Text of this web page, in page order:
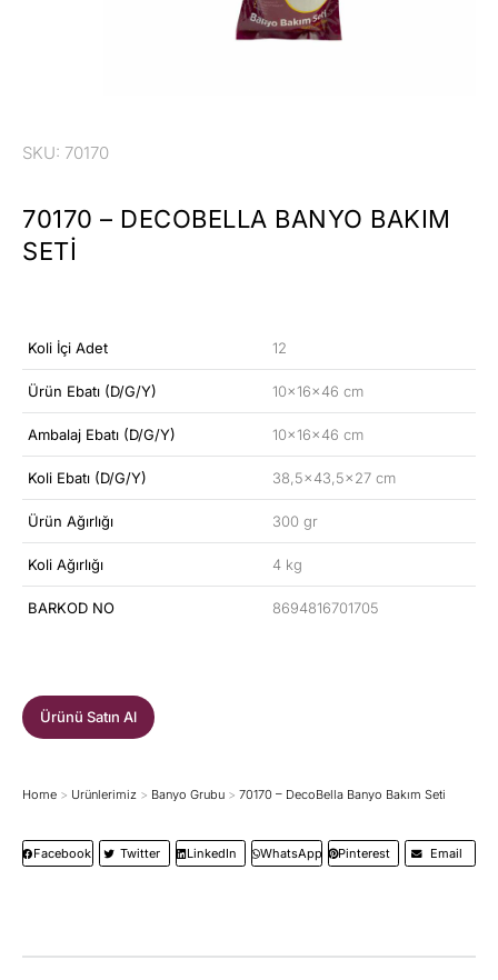
SKU: 70170
70170 – DECOBELLA BANYO BAKIM
SETI
Koli İçi Adet 12
Ürün Ebatı (D/G/Y) 10x16x46 cm
Ambalaj Ebatı (D/G/Y) 10x16x46 cm
Koli Ebatı (D/G/Y) 38,5×43,5×27 cm
Ürün Ağırlığı 300 gr
Koli Ağırlığı 4 kg
BARKOD NO 8694816701705
Ürünü Satın Al
You are here:
Home Ürünlerimiz Banyo Grubu 70170 – DecoBella Banyo Bakım Seti
Facebook Twitter LinkedIn WhatsApp Pinterest Email